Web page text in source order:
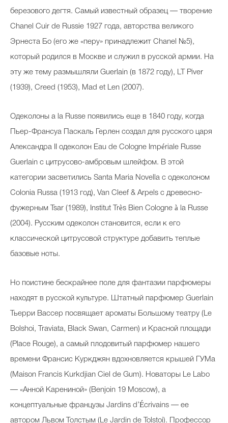
березового дегтя. Самый известный образец — творение
Chanel Cuir de Russie 1927 года, авторства великого
Эрнеста Бо (его же «перу» принадлежит Chanel №5),
который родился в Москве и служил в русской армии. На
эту же тему размышляли Guerlain (в 1872 году), LT Piver
(1939), Creed (1953), Mad et Len (2007).
Одеколоны a la Russe появились еще в 1840 году, когда
Пьер-Франсуа Паскаль Герлен создал для русского царя
Александра II одеколон Eau de Cologne Impériale Russe
Guerlain с цитрусово-амбровым шлейфом. В этой
категории засветились Santa Maria Novella с одеколоном
Colonia Russa (1913 год), Van Cleef & Arpels с древесно-
фужерным Tsar (1989), Institut Très Bien Cologne à la Russe
(2004). Русским одеколон становится, если к его
классической цитрусовой структуре добавить теплые
базовые ноты.
Но поистине бескрайнее поле для фантазии парфюмеры
находят в русской культуре. Штатный парфюмер Guerlain
Тьерри Вассер посвящает ароматы Большому театру (Le
Bolshoi, Traviata, Black Swan, Carmen) и Красной площади
(Place Rouge), а самый плодовитый парфюмер нашего
времени Франсис Куркджян вдохновляется крышей ГУМа
(Maison Francis Kurkdjian Ciel de Gum). Новаторы Le Labo
— «Анной Карениной» (Benjoin 19 Moscow), а
концептуальные французы Jardins d’Écrivains — ее
автором Львом Толстым (Le Jardin de Tolstoi). Профессор